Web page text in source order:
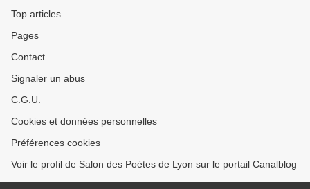
Top articles
Pages
Contact
Signaler un abus
C.G.U.
Cookies et données personnelles
Préférences cookies
Voir le profil de Salon des Poètes de Lyon sur le portail Canalblog